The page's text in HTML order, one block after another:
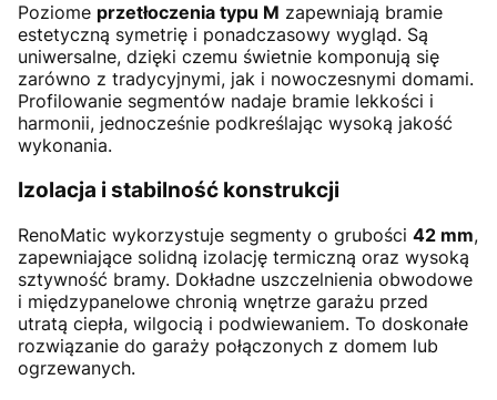
Poziome przetłoczenia typu M zapewniają bramie
estetyczną symetrię i ponadczasowy wygląd. Są
uniwersalne, dzięki czemu świetnie komponują się
zarówno z tradycyjnymi, jak i nowoczesnymi domami.
Profilowanie segmentów nadaje bramie lekkości i
harmonii, jednocześnie podkreślając wysoką jakość
wykonania.
Izolacja i stabilność konstrukcji
RenoMatic wykorzystuje segmenty o grubości 42 mm,
zapewniające solidną izolację termiczną oraz wysoką
sztywność bramy. Dokładne uszczelnienia obwodowe
i międzypanelowe chronią wnętrze garażu przed
utratą ciepła, wilgocią i podwiewaniem. To doskonałe
rozwiązanie do garaży połączonych z domem lub
ogrzewanych.